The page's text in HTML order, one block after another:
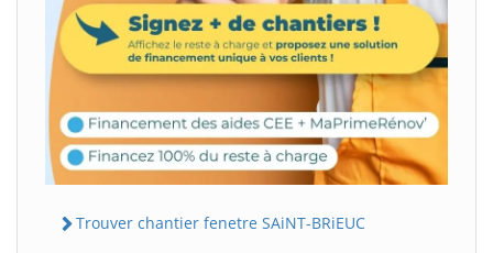
Trouver chantier fenetre SAiNT-BRiEUC